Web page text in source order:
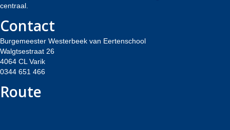
centraal.
Contact
Burgemeester Westerbeek van Eertenschool
Walgtsestraat 26
4064 CL Varik
0344 651 466
Route